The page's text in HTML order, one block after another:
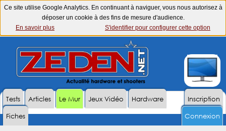
Ce site utilise Google Analytics. En continuant à naviguer, vous nous autorisez à
déposer un cookie à des fins de mesure d'audience.
En savoir plus
S'identifier pour configurer cette option
Inscription
Tests Articles Le Mur Jeux Vidéo
Hardware
Fiches
Connexion